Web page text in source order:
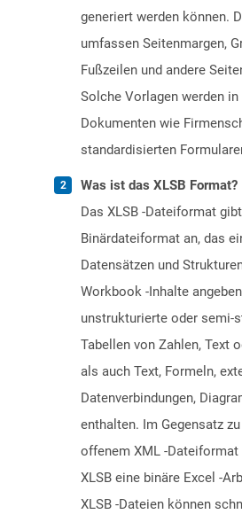
generiert werden können.
umfassen Seitenmargen,
Fußzeilen und andere
Solche Vorlagen werden
Dokumenten wie
standardisierten
Was ist das XLSB Format?
Das XLSB -Dateiformat
Binärdateiformat an, das
Datensätzen und
Workbook -Inhalte
unstrukturierte oder semi-
Tabellen von Zahlen, Text
als auch Text, Formeln,
Datenverbindungen,
enthalten. Im Gegensatz
offenem XML -
XLSB eine binäre Excel -
XLSB -Dateien können